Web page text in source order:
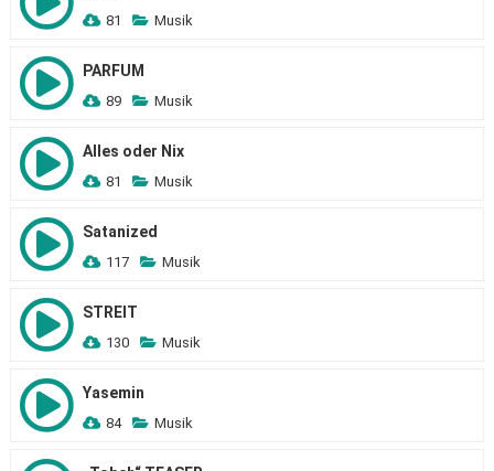
81 Musik
PARFUM
89 Musik
Alles oder Nix
81 Musik
Satanized
117 Musik
STREIT
130 Musik
Yasemin
84 Musik